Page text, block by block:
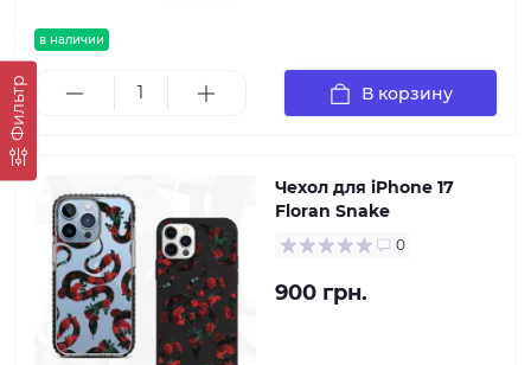
Фильтр
в наличии
В корзину
Чехол для iPhone 17
Floran Snake
0
900 грн.